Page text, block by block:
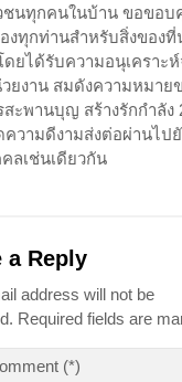
ชนทุกคนในบ้าน ขอขอ
งทุกท่านสำหรับสิ่งของที่
ดยได้รับความอนุเคราะห์
ยงาน สมดังความหมาย
สะพานบุญ สร้างรักกำลัง
ความดีงามส่งต่อผ่านไป
ลเช่นเดียวกัน
a Reply
address will not be
Required fields are